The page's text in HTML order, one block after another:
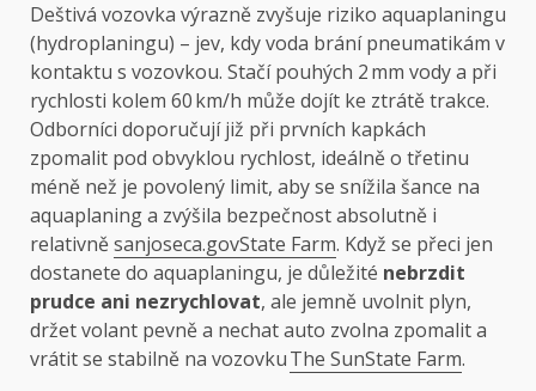
Deštivá vozovka výrazně zvyšuje riziko aquaplaningu
(hydroplaningu) – jev, kdy voda brání pneumatikám v
kontaktu s vozovkou. Stačí pouhých 2 mm vody a při
rychlosti kolem 60 km/h může dojít ke ztrátě trakce.
Odborníci doporučují již při prvních kapkách
zpomalit pod obvyklou rychlost, ideálně o třetinu
méně než je povolený limit, aby se snížila šance na
aquaplaning a zvýšila bezpečnost absolutně i
relativněsanjoseca.govState Farm. Když se přeci jen
dostanete do aquaplaningu, je důležité nebrzdit
prudce ani nezrychlovat, ale jemně uvolnit plyn,
držet volant pevně a nechat auto zvolna zpomalit a
vrátit se stabilně na vozovkuThe SunState Farm.